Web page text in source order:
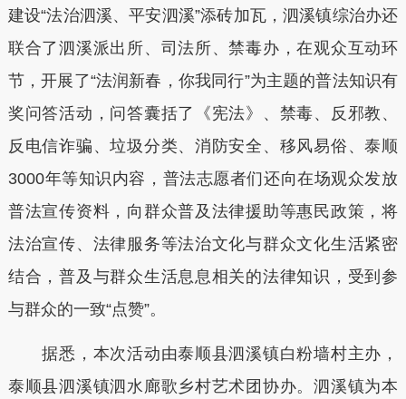
建设“法治泗溪、平安泗溪”添砖加瓦，泗溪镇综治办还
联合了泗溪派出所、司法所、禁毒办，在观众互动环
节，开展了“法润新春，你我同行”为主题的普法知识有
奖问答活动，问答囊括了《宪法》、禁毒、反邪教、
反电信诈骗、垃圾分类、消防安全、移风易俗、泰顺
3000年等知识内容，普法志愿者们还向在场观众发放
普法宣传资料，向群众普及法律援助等惠民政策，将
法治宣传、法律服务等法治文化与群众文化生活紧密
结合，普及与群众生活息息相关的法律知识，受到参
与群众的一致“点赞”。
据悉，本次活动由泰顺县泗溪镇白粉墙村主办，
泰顺县泗溪镇泗水廊歌乡村艺术团协办。泗溪镇为本